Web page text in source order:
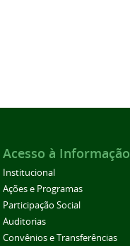
Acesso à Informação
Institucional
Ações e Programas
Participação Social
Auditorias
Convênios e Transferências